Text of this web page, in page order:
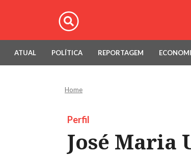
ATUAL POLÍTICA REPORTAGEM
Home
Perfil
José Maria